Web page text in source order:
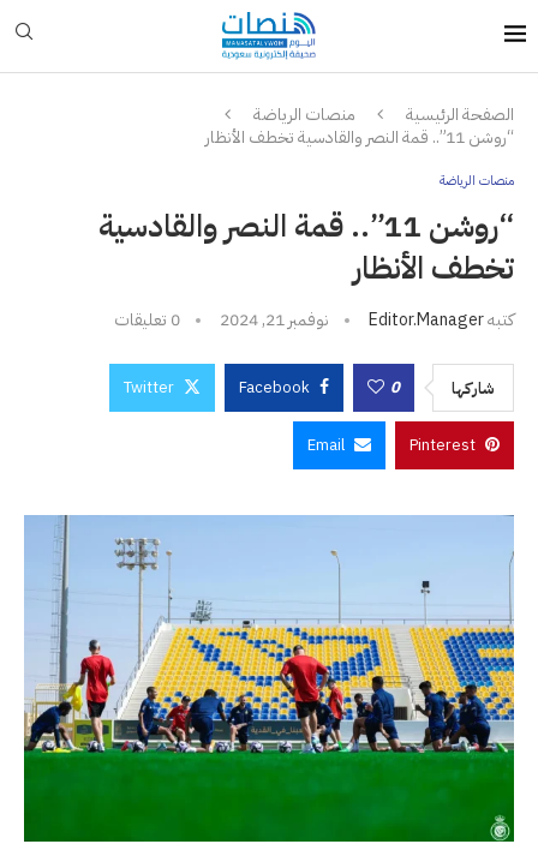
الصفحة الرئيسية
منصات الرياضة
“روشن 11”.. قمة النصر والقادسية تخطف الأنظار
منصات الرياضة
“روشن 11”.. قمة النصر والقادسية
تخطف الأنظار
كتبهEditor.manager نوفمبر 21, 2024 0 تعليقات
شاركها 0
Facebook
Twitter
Pinterest
Email